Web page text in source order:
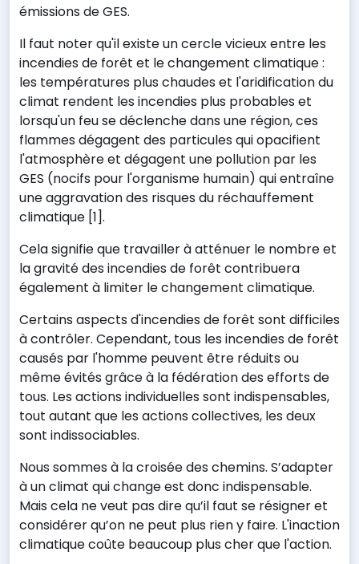
émissions de GES.
Il faut noter qu'il existe un cercle vicieux entre les
incendies de forêt et le changement climatique :
les températures plus chaudes et l'aridification du
climat rendent les incendies plus probables et
lorsqu'un feu se déclenche dans une région, ces
flammes dégagent des particules qui opacifient
l'atmosphère et dégagent une pollution par les
GES (nocifs pour l'organisme humain) qui entraîne
une aggravation des risques du réchauffement
climatique [1].
Cela signifie que travailler à atténuer le nombre et
la gravité des incendies de forêt contribuera
également à limiter le changement climatique.
Certains aspects d'incendies de forêt sont difficiles
à contrôler. Cependant, tous les incendies de forêt
causés par l'homme peuvent être réduits ou
même évités grâce à la fédération des efforts de
tous. Les actions individuelles sont indispensables,
tout autant que les actions collectives, les deux
sont indissociables.
Nous sommes à la croisée des chemins. S’adapter
à un climat qui change est donc indispensable.
Mais cela ne veut pas dire qu’il faut se résigner et
considérer qu’on ne peut plus rien y faire. L'inaction
climatique coûte beaucoup plus cher que l'action.